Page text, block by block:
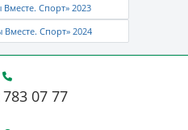
Спорт» 2023
Спорт» 2024
783 07 77